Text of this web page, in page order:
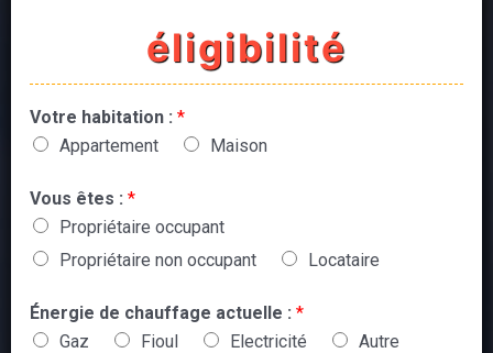
éligibilité
Votre habitation : *
Appartement
Maison
Vous êtes : *
Propriétaire occupant
Propriétaire non occupant
Locataire
Énergie de chauffage actuelle : *
Gaz
Fioul Electricité Autre